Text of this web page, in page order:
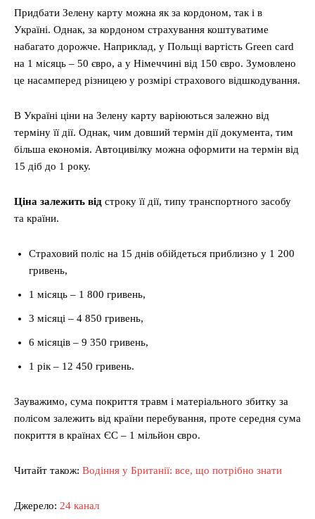
Придбати Зелену карту можна як за кордоном, так і в
Україні. Однак, за кордоном страхування коштуватиме
набагато дорожче. Наприклад, у Польщі вартість Green card
на 1 місяць – 50 євро, а у Німеччині від 150 євро. Зумовлено
це насамперед різницею у розмірі страхового відшкодування.
В Україні ціни на Зелену карту варіюються залежно від
терміну її дії. Однак, чим довший термін дії документа, тим
більша економія. Автоцивілку можна оформити на термін від
15 діб до 1 року.
Ціна залежить від строку її дії, типу транспортного засобу
та країни.
Страховий поліс на 15 днів обійдеться приблизно у 1 200
гривень,
1 місяць – 1 800 гривень,
3 місяці – 4 850 гривень,
6 місяців – 9 350 гривень,
1 рік – 12 450 гривень.
Зауважимо, сума покриття травм і матеріального збитку за
полісом залежить від країни перебування, проте середня сума
покриття в країнах ЄС – 1 мільйон євро.
Читайт також: Водіння у Британії: все, що потрібно знати
Джерело: 24 канал